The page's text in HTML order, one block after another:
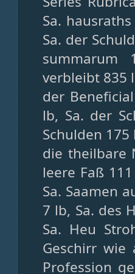
Sa.
Sa. der
summarum
verbleibt 835
der
lb, Sa. der
Schulden
die theilbare
leere Faß
Sa. Saamen
7 lb, Sa. des
Sa. Heu
Geschirr wie
Profession